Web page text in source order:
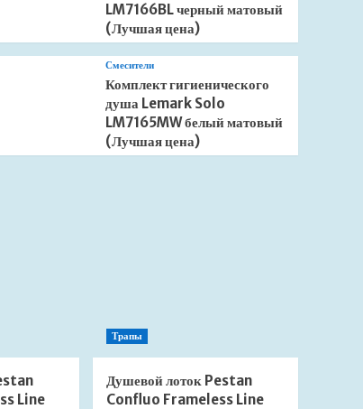
LM7166BL черный матовый
(Лучшая цена)
Смесители
Комплект гигиенического
душа Lemark Solo
LM7165MW белый матовый
(Лучшая цена)
Line
Трапы
Душевой лоток Pestan
Confluo Frameless Line